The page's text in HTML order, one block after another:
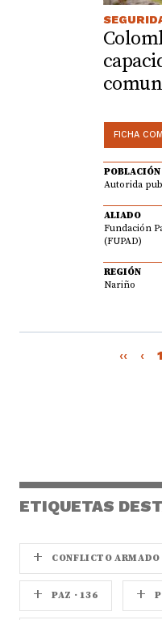
FICHA
Autorida
ALIADO
Fundación
(FUPAD)
REGIÓN
Nariño
‹‹ ‹ 1
ETIQUETAS
+ CONFLICTO ARMADO
+ PAZ · 136 +